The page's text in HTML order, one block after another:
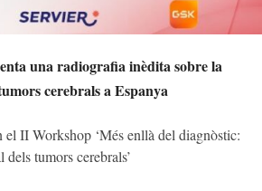
una radiografia inèdita sobre la
cerebrals a Espanya
el II Workshop ‘Més enllà del diagnòstic:
tumors cerebrals’